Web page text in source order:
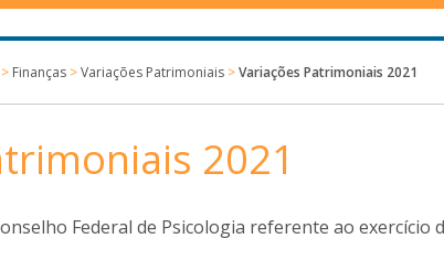
> Finanças >Variações Patrimoniais >Variações Patrimoniais 2021
2021
Federal de Psicologia referente ao exercício